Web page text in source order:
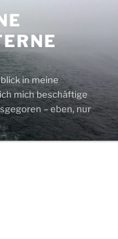
in meine
mich beschäftige
– eben, nur